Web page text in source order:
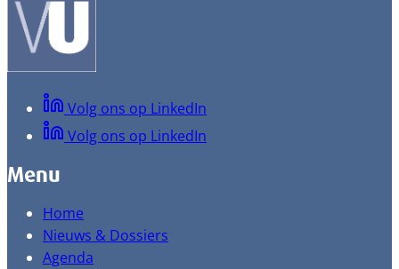
Volg ons op LinkedIn
Volg ons op LinkedIn
Menu
Home
Nieuws & Dossiers
Agenda